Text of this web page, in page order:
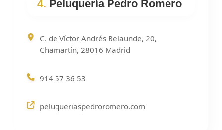
4. Peluquería Pedro Romero
C. de Víctor Andrés Belaunde, 20,
Chamartín, 28016 Madrid
914 57 36 53
peluqueriaspedroromero.com